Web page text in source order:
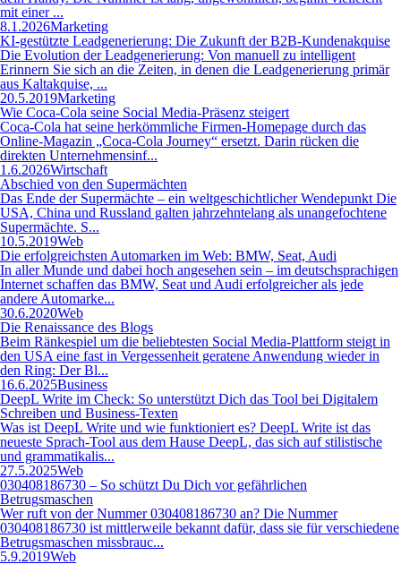
mit einer ...
8.1.2026Marketing
KI-gestützte Leadgenerierung: Die Zukunft der B2B-Kundenakquise
Die Evolution der Leadgenerierung: Von manuell zu intelligent
Erinnern Sie sich an die Zeiten, in denen die Leadgenerierung primär
aus Kaltakquise, ...
20.5.2019Marketing
Wie Coca-Cola seine Social Media-Präsenz steigert
Coca-Cola hat seine herkömmliche Firmen-Homepage durch das
Online-Magazin „Coca-Cola Journey“ ersetzt. Darin rücken die
direkten Unternehmensinf...
1.6.2026Wirtschaft
Abschied von den Supermächten
Das Ende der Supermächte – ein weltgeschichtlicher Wendepunkt Die
USA, China und Russland galten jahrzehntelang als unangefochtene
Supermächte. S...
10.5.2019Web
Die erfolgreichsten Automarken im Web: BMW, Seat, Audi
In aller Munde und dabei hoch angesehen sein – im deutschsprachigen
Internet schaffen das BMW, Seat und Audi erfolgreicher als jede
andere Automarke...
30.6.2020Web
Die Renaissance des Blogs
Beim Ränkespiel um die beliebtesten Social Media-Plattform steigt in
den USA eine fast in Vergessenheit geratene Anwendung wieder in
den Ring: Der Bl...
16.6.2025Business
DeepL Write im Check: So unterstützt Dich das Tool bei Digitalem
Schreiben und Business-Texten
Was ist DeepL Write und wie funktioniert es? DeepL Write ist das
neueste Sprach-Tool aus dem Hause DeepL, das sich auf stilistische
und grammatikalis...
27.5.2025Web
030408186730 – So schützt Du Dich vor gefährlichen
Betrugsmaschen
Wer ruft von der Nummer 030408186730 an? Die Nummer
030408186730 ist mittlerweile bekannt dafür, dass sie für verschiedene
Betrugsmaschen missbrauc...
5.9.2019Web